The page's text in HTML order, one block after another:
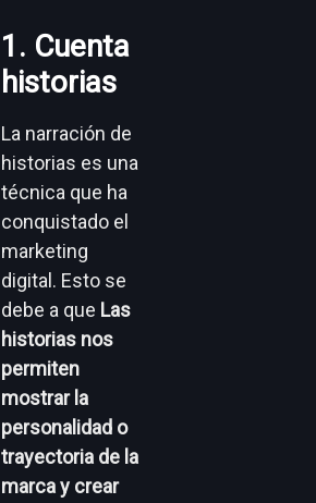
1. Cuenta
historias
La narración de
historias es una
técnica que ha
conquistado el
marketing
digital. Esto se
debe a que Las
historias nos
permiten
mostrar la
personalidad o
trayectoria de la
marca y crear